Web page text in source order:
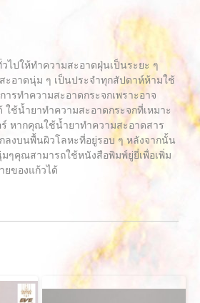
ไปให้ทำความสะอาดฝุ่นเป็นระยะ ๆ
ะอาดนุ่ม ๆ เป็นประจำทุกสัปดาห์ห้ามใช้
รทำความสะอาดกระจกเพราะอาจ
ใช้น้ำยาทำความสะอาดกระจกที่เหมาะ
ร์ หากคุณใช้น้ำยาทำความสะอาดสาร
ลงบนพื้นผิวโลหะที่อยู่รอบ ๆ หลังจากนั้น
ๆคุณสามารถใช้หนังสือพิมพ์ยู่ยี่เพื่อเพิ่ม
ยของแก้วได้